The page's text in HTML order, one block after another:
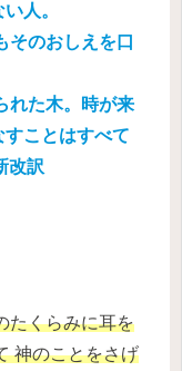
人。
そのおしえを口
れた木。時が来
ことはすべて
改訳
たくらみに耳を
神のことをさげ